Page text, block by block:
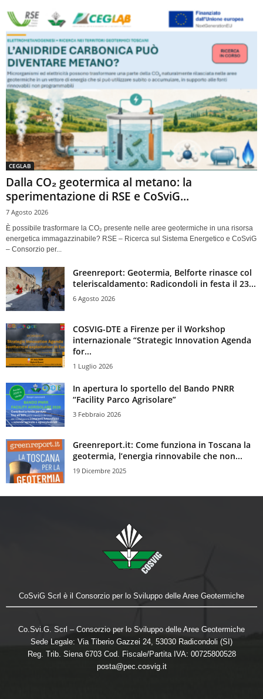
CEGLAB
Dalla CO₂ geotermica al metano: la
sperimentazione di RSE e CoSviG...
7 Agosto 2026
È possibile trasformare la CO₂ presente nelle aree geotermiche in una risorsa
energetica immagazzinabile? RSE – Ricerca sul Sistema Energetico e CoSviG
– Consorzio per...
Greenreport: Geotermia, Belforte rinasce col
teleriscaldamento: Radicondoli in festa il 23...
6 Agosto 2026
COSVIG-DTE a Firenze per il Workshop
internazionale “Strategic Innovation Agenda
for...
1 Luglio 2026
In apertura lo sportello del Bando PNRR
“Facility Parco Agrisolare”
3 Febbraio 2026
Greenreport.it: Come funziona in Toscana la
geotermia, l’energia rinnovabile che non...
19 Dicembre 2025
CoSviG Scrl è il Consorzio per lo Sviluppo delle Aree Geotermiche
Co.Svi.G. Scrl – Consorzio per lo Sviluppo delle Aree Geotermiche
Sede Legale: Via Tiberio Gazzei 24, 53030 Radicondoli (SI)
Reg. Trib. Siena 6703 Cod. Fiscale/Partita IVA: 00725800528
posta@pec.cosvig.it